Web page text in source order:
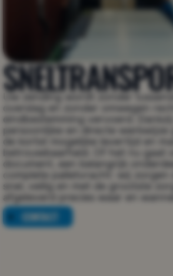
Uw zending wordt zonder
overslag en zonder omwegen
eindbestemming vervoerd. Dankzij
persoonlijke en directe werkwijze
de kortst mogelijke levertijd en
betrouwbaarheid. Of het nu gaat
document, een belangrijk
complete palletvracht: wij zorgen
snel, veilig en met de grootste
afgeleverd precies waar en
CONTACT